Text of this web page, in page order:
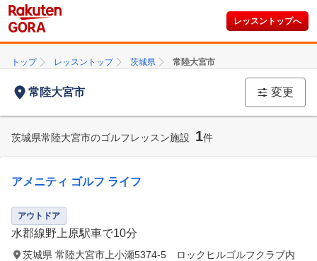
レッスントップへ
トップ レッスントップ 茨城県 常陸大宮市
常陸大宮市 変更
茨城県常陸大宮市のゴルフレッスン施設 1件
アメニティ ゴルフ ライフ
アウトドア
水郡線野上原駅車で10分
茨城県 常陸大宮市上小瀬5374-5 ロックヒルゴルフクラブ内